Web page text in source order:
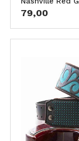
79,00